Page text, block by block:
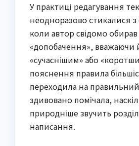
У практиці редагування
неодноразово стикалися
коли автор свідомо обирав
«допобачення», вважаючи
«сучаснішим» або
пояснення правила
переходила на правильний
здивовано помічала,
природніше звучить
написання.